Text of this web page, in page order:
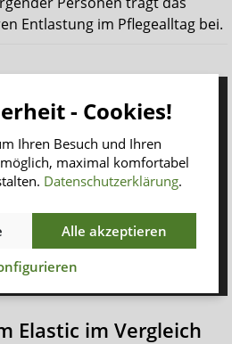
Entlastung im Pflegealltag bei.
Elastic im Vergleich
- Cookies!
Ihren Besuch und Ihren
maximal komfortabel
Datenschutzerklärung.
Alle akzeptieren